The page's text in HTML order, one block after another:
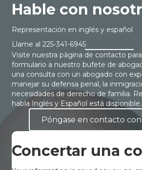
Hable con
Representación en inglés y español
Llame al 225-341-6945
Visite nuestra página de contacto
formulario a nuestro bufete de
una consulta con un abogado con
manejar su defensa penal, la
necesidades de derecho de familia.
habla Inglés y Español está disponible.
Póngase en contacto
Concertar una